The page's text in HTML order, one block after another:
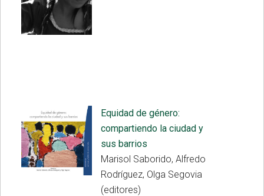
Equidad de género:
compartiendo la ciudad y
sus barrios
Marisol Saborido, Alfredo
Rodríguez, Olga Segovia
(editores)